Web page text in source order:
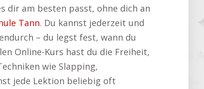
dir am besten passt, ohne dich an
Tann. Du kannst jederzeit und
– du legst fest, wann du
Online-Kurs hast du die Freiheit,
wie Slapping,
jede Lektion beliebig oft